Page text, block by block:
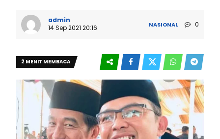
admin
14 Sep 2021 20:16
NASIONAL 0
2 MENIT MEMBACA